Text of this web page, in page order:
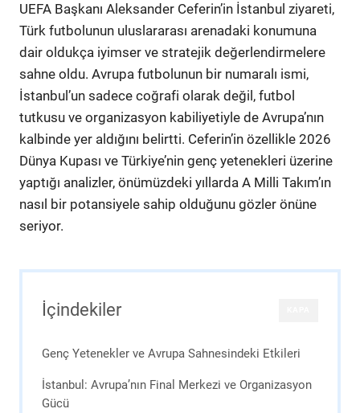
UEFA Başkanı Aleksander Ceferin’in İstanbul ziyareti,
Türk futbolunun uluslararası arenadaki konumuna
dair oldukça iyimser ve stratejik değerlendirmelere
sahne oldu. Avrupa futbolunun bir numaralı ismi,
İstanbul’un sadece coğrafi olarak değil, futbol
tutkusu ve organizasyon kabiliyetiyle de Avrupa’nın
kalbinde yer aldığını belirtti. Ceferin’in özellikle 2026
Dünya Kupası ve Türkiye’nin genç yetenekleri üzerine
yaptığı analizler, önümüzdeki yıllarda A Milli Takım’ın
nasıl bir potansiyele sahip olduğunu gözler önüne
seriyor.
İçindekiler
Genç Yetenekler ve Avrupa Sahnesindeki Etkileri
İstanbul: Avrupa’nın Final Merkezi ve Organizasyon
Gücü